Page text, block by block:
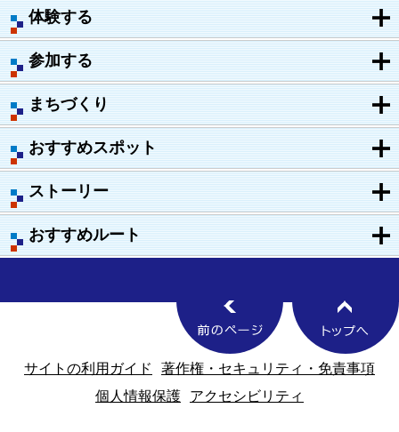
体験する
参加する
まちづくり
おすすめスポット
ストーリー
おすすめルート
サイトの利用ガイド
著作権・セキュリティ・免責事項
個人情報保護
アクセシビリティ